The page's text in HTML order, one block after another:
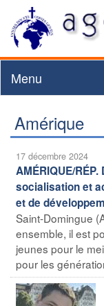
Menu
Amérique
17 décembre 2024
AMÉRIQUE/
socialisation et
et de
Saint-Domingue
ensemble, il est
jeunes pour le
pour les